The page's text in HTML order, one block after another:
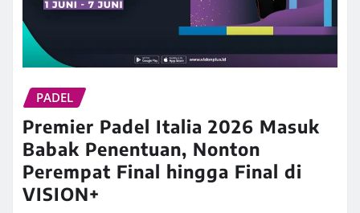
PADEL
Premier Padel Italia 2026 Masuk
Babak Penentuan, Nonton
Perempat Final hingga Final di
VISION+